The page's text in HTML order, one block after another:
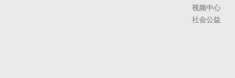
视频中心
社会公益